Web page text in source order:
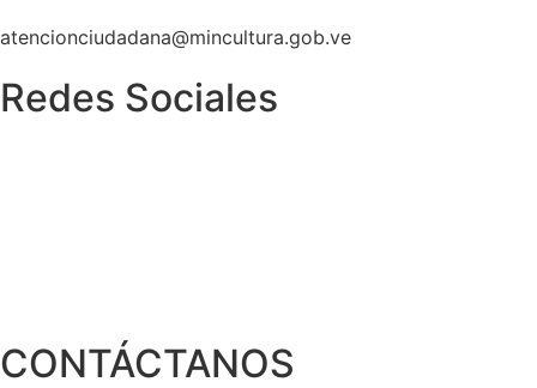
atencionciudadana@mincultura.gob.ve
Redes Sociales
CONTÁCTANOS